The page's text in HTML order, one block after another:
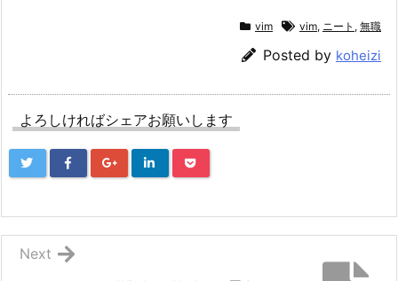
vim vim, ニート , 無職
Posted by koheizi
よろしければシェアお願いします
Next